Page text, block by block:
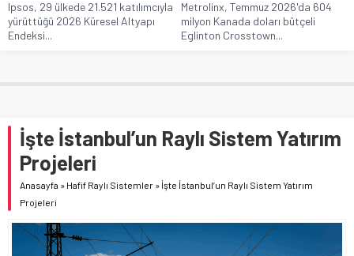
Ipsos, 29 ülkede 21.521 katılımcıyla
yürüttüğü 2026 Küresel Altyapı
Endeksi...
Metrolinx, Temmuz 2026'da 604
milyon Kanada doları bütçeli
Eglinton Crosstown...
İşte İstanbul’un Raylı Sistem Yatırım
Projeleri
Anasayfa » Hafif Raylı Sistemler » İşte İstanbul’un Raylı Sistem Yatırım
Projeleri